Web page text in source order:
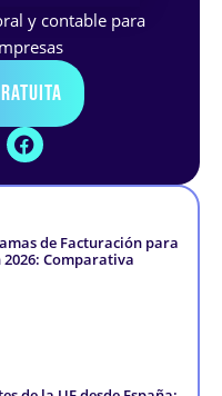
y contable para
F
a
e
o
o de Facturación para
Comparativa